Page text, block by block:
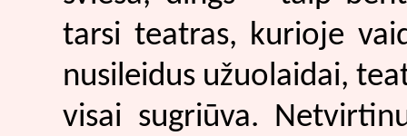
tarsi teatras, kurioje
nusileidus užuolaidai,
visai sugriūva.